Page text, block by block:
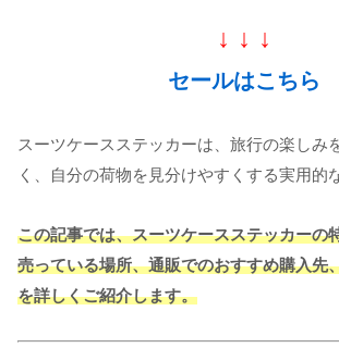
↓ ↓ ↓
セールはこちら
スーツケースステッカーは、旅行の楽しみ
く、自分の荷物を見分けやすくする実用的
この記事では、スーツケースステッカーの
売っている場所、通販でのおすすめ購入先
を詳しくご紹介します。